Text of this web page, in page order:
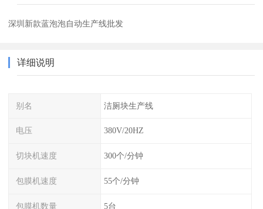
深圳新款蓝泡泡自动生产线批发
详细说明
别名 洁厕块生产线
电压 380V/20HZ
切块机速度 300个/分钟
包膜机速度 55个/分钟
包膜机数量 5台